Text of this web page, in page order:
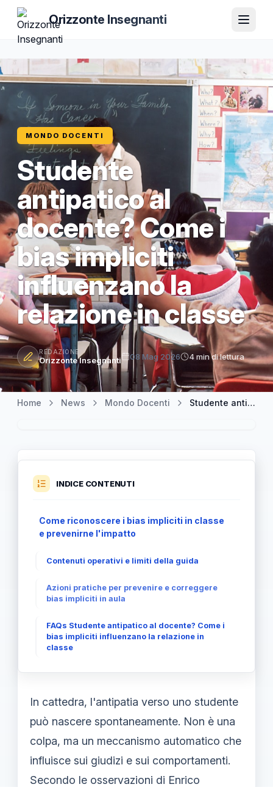
Orizzonte Insegnanti
MONDO DOCENTI
Studente
antipatico al
docente? Come i
bias impliciti
influenzano la
relazione in classe
REDAZIONE
Orizzonte Insegnanti 08 Mag 2026 4 min di lettura
Home News Mondo Docenti Studente antipatico al docente? Come i bias impliciti influenzano la relazione in classe
INDICE CONTENUTI
Come riconoscere i bias impliciti in classe
e prevenirne l'impatto
Contenuti operativi e limiti della guida
Azioni pratiche per prevenire e correggere
bias impliciti in aula
FAQs Studente antipatico al docente? Come i
bias impliciti influenzano la relazione in
classe
In cattedra, l'antipatia verso uno studente
può nascere spontaneamente. Non è una
colpa, ma un meccanismo automatico che
influisce sui giudizi e sui comportamenti.
Secondo le osservazioni di Enrico